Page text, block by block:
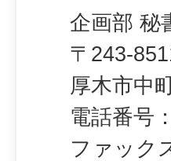
企画部 秘
〒243-
厚木市中
電話番号：
ファック